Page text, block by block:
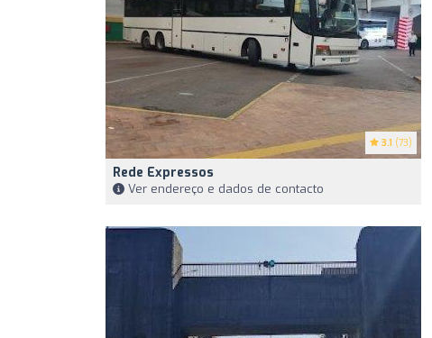
3.1 (73)
Rede Expressos
Ver endereço e dados de contacto